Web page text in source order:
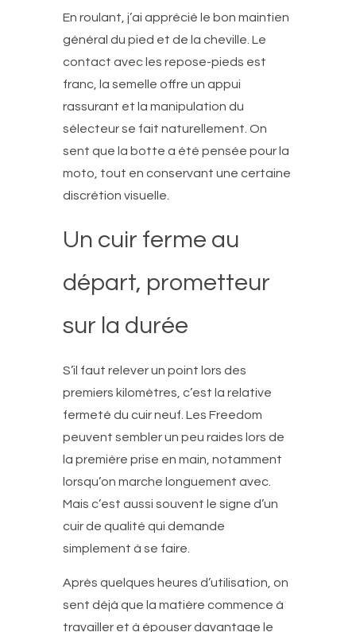
En roulant, j’ai apprécié le bon maintien
général du pied et de la cheville. Le
contact avec les repose-pieds est
franc, la semelle offre un appui
rassurant et la manipulation du
sélecteur se fait naturellement. On
sent que la botte a été pensée pour la
moto, tout en conservant une certaine
discrétion visuelle.
Un cuir ferme au
départ, prometteur
sur la durée
S’il faut relever un point lors des
premiers kilomètres, c’est la relative
fermeté du cuir neuf. Les Freedom
peuvent sembler un peu raides lors de
la première prise en main, notamment
lorsqu’on marche longuement avec.
Mais c’est aussi souvent le signe d’un
cuir de qualité qui demande
simplement à se faire.
Après quelques heures d’utilisation, on
sent déjà que la matière commence à
travailler et à épouser davantage le